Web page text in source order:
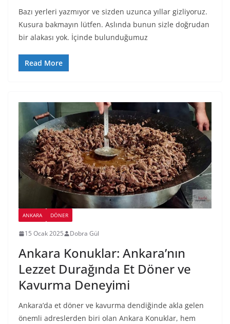
Bazı yerleri yazmıyor ve sizden uzunca yıllar gizliyoruz.
Kusura bakmayın lütfen. Aslında bunun sizle doğrudan
bir alakası yok. İçinde bulunduğumuz
Read More
ANKARA DÖNER
15 Ocak 2025 Dobra Gül
Ankara Konuklar: Ankara’nın
Lezzet Durağında Et Döner ve
Kavurma Deneyimi
Ankara’da et döner ve kavurma dendiğinde akla gelen
önemli adreslerden biri olan Ankara Konuklar, hem